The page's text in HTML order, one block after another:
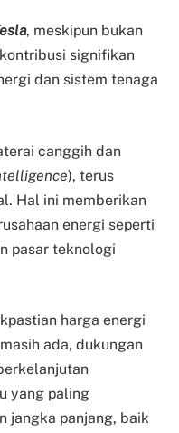
, meskipun bukan
signifikan
dan sistem tenaga
canggih dan
), terus
Hal ini memberikan
energi seperti
pasar teknologi
harga energi
ada, dukungan
yang paling
jangka panjang, baik